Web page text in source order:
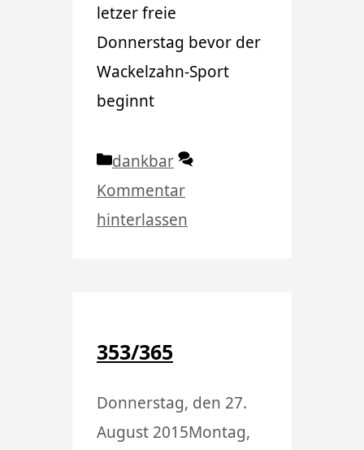
letzer freie
Donnerstag bevor der
Wackelzahn-Sport
beginnt
Kategorien
dankbar
Kommentar
hinterlassen
353/365
Donnerstag, den 27.
August 2015Montag,